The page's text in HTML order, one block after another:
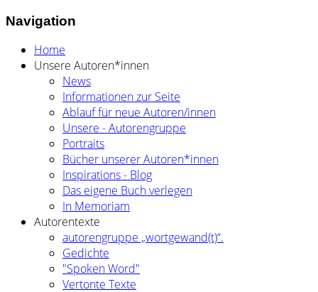
Navigation
Home
Unsere Autoren*innen
News
Informationen zur Seite
Ablauf für neue Autoren/innen
Unsere - Autorengruppe
Portraits
Bücher unserer Autoren*innen
Inspirations - Blog
Das eigene Buch verlegen
In Memoriam
Autorentexte
autorengruppe „wortgewand(t)“.
Gedichte
"Spoken Word"
Vertonte Texte